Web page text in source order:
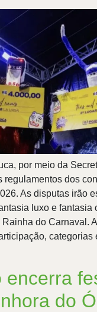
por meio da
regulamentos dos
As disputas irão
luxo e fantasia
do Carnaval.
categorias
encerra
do Ó